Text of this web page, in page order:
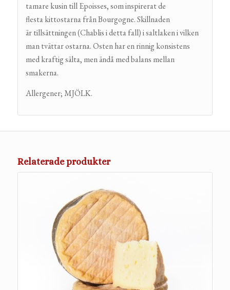
tamare kusin till Epoisses, som inspirerat de
flesta kittostarna från Bourgogne. Skillnaden
är tillsättningen (Chablis i detta fall) i saltlaken i vilken
man tvättar ostarna. Osten har en rinnig konsistens
med kraftig sälta, men ändå med balans mellan
smakerna.
Allergener; MJÖLK.
Relaterade produkter